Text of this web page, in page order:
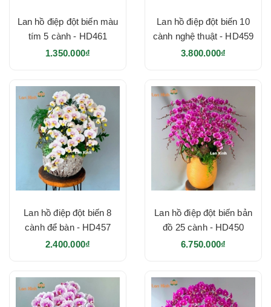
Lan hồ điệp đột biến màu
tím 5 cành - HD461
1.350.000₫
Lan hồ điệp đột biến 10
cành nghệ thuật - HD459
3.800.000₫
Lan hồ điệp đột biến 8
cành để bàn - HD457
2.400.000₫
Lan hồ điệp đột biến bản
đồ 25 cành - HD450
6.750.000₫